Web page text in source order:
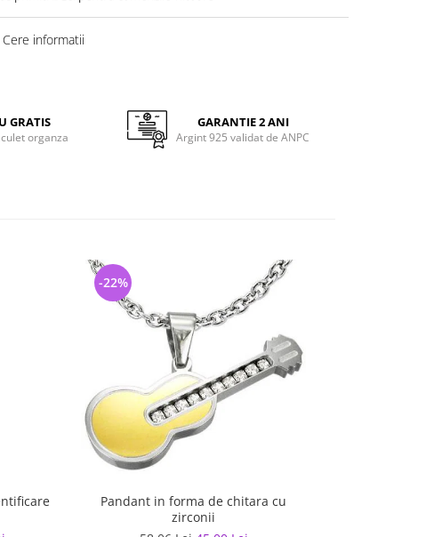
Cere informatii
GRATIS
organza
GARANTIE 2 ANI
Argint 925 validat de ANPC
Pandant in forma de chitara cu
zirconii
-22%